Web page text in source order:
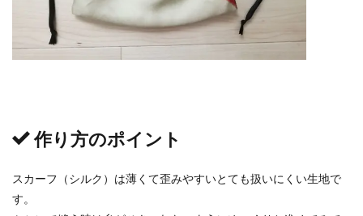
作り方のポイント
スカーフ（シルク）は薄くて歪みやすいとても扱いにくい生地で
す。